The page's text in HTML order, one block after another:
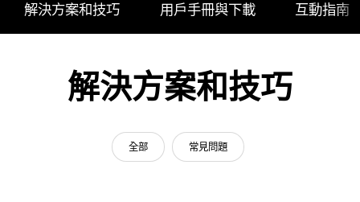
解決方案和技巧 用戶手冊與下載 互動指南
解決方案和技巧
全部 常見問題